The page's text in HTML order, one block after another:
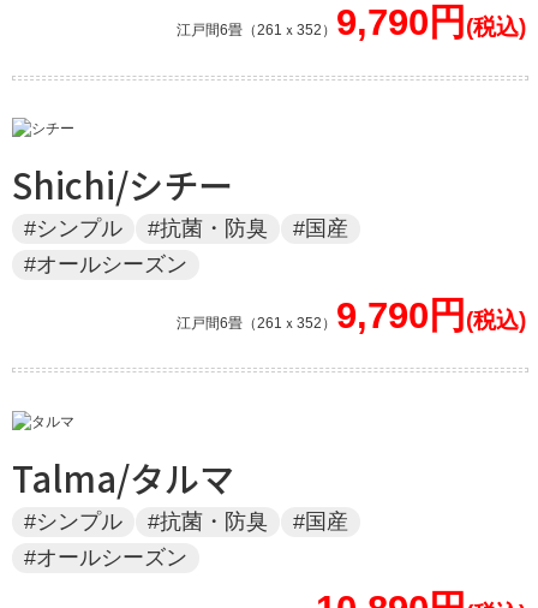
江戸間6畳（261ｘ352） 9,790円
Shichi/シチー
#シンプル #抗菌・防臭
#国産
#オールシーズン
江戸間6畳（261ｘ352） 9,790円
Talma/タルマ
#シンプル #抗菌・防臭
#国産
#オールシーズン